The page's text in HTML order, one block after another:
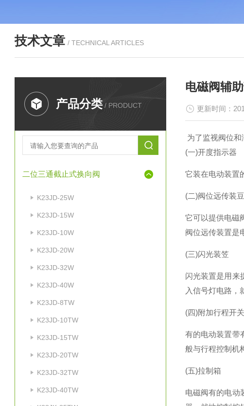
技术文章 / TECHNICAL ARTICLES
产品分类 / PRODUCT
二位三通截止式换向阀
K23JD-25W
K23JD-15W
K23JD-10W
K23JD-20W
K23JD-32W
K23JD-40W
K23JD-8TW
K23JD-10TW
K23JD-15TW
K23JD-20TW
K23JD-32TW
K23JD-40TW
电磁阀辅
更新时间：
为了监视阀位
(一)开度指示器
它装在电动装置
(二)阀位远传装豆
它可以提供电磁
阀位远传装置是
(三)闪光装笠
闪光装置是用来
入信号灯电路，
(四)附加行程开
有的电动装置带
般与行程控制机
(五)拉制箱
电磁阀有的电动